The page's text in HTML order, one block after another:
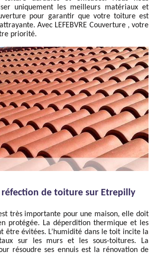
uniquement les meilleurs matériaux et
pour garantir que votre toiture est
Avec LEFEBVRE Couverture , votre
priorité.
réfection de toiture sur Etrepilly
très importante pour une maison, elle doit
protégée. La déperdition thermique et les
être évitées. L’humidité dans le toit incite la
sur les murs et les sous-toitures. La
résoudre ses ennuis est la rénovation de